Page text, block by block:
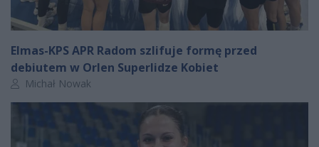
Elmas-KPS APR Radom szlifuje formę przed
debiutem w Orlen Superlidze Kobiet
Autor artykułu:
Michał Nowak